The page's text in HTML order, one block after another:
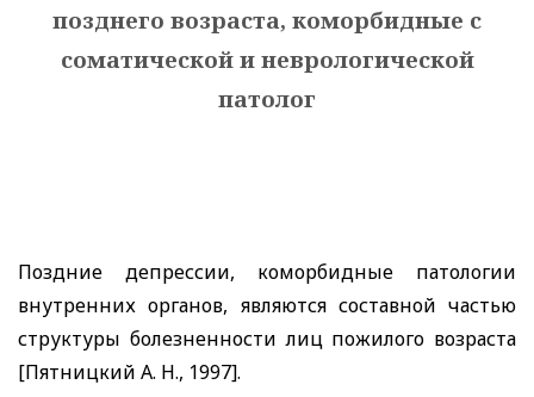
позднего возраста, коморбидные с
соматической и неврологической
патолог
Поздние депрессии, коморбидные патологии
внутренних органов, являются составной частью
структуры болезненности лиц пожилого возраста
[Пятницкий А. Н., 1997].